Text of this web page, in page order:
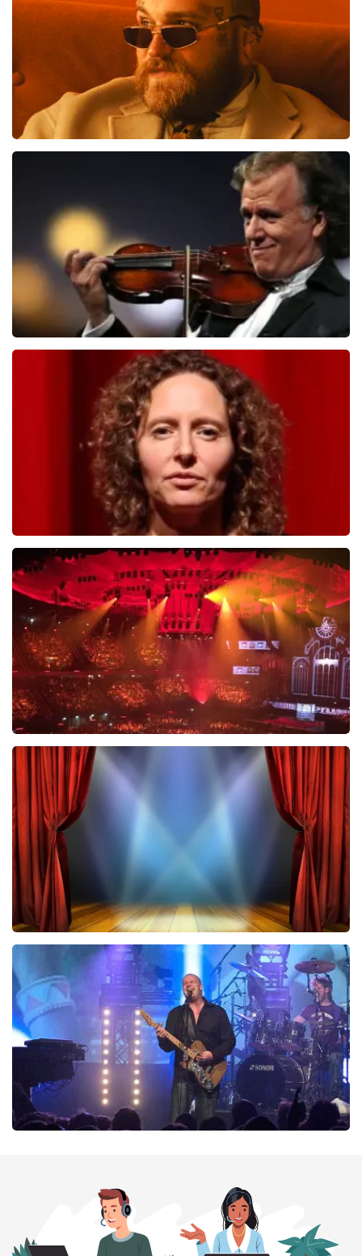
BESTEL NU
Andre Rieu
laatste 30 minuten
BESTEL NU
Esther van der Voort
488laatste 30 minuten
BESTEL NU
Vrienden Van Amstel Live
423 laatste 30 minuten
BESTEL NU
40 45 De Musical
290laatste 30 minuten
BESTEL NU
BESTEL NU